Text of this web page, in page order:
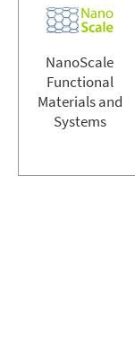
NanoScale
Functional
Materials and
Systems